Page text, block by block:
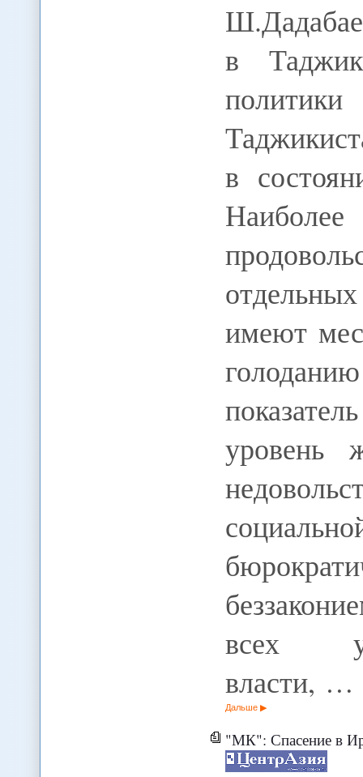
в
политики
в
имеют
уровень
всех
власти, …
Дальше
"МК": Спасение в Иране.